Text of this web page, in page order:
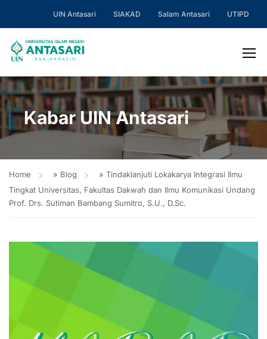
UIN Antasari SIAKAD Salam Antasari UTIPD
Kabar UIN Antasari
Home » Blog » Tindaklanjuti Lokakarya Integrasi Ilmu
Tingkat Universitas, Fakultas Dakwah dan Ilmu Komunikasi Undang
Prof. Drs. Sutiman Bambang Sumitro, S.U., D.Sc.